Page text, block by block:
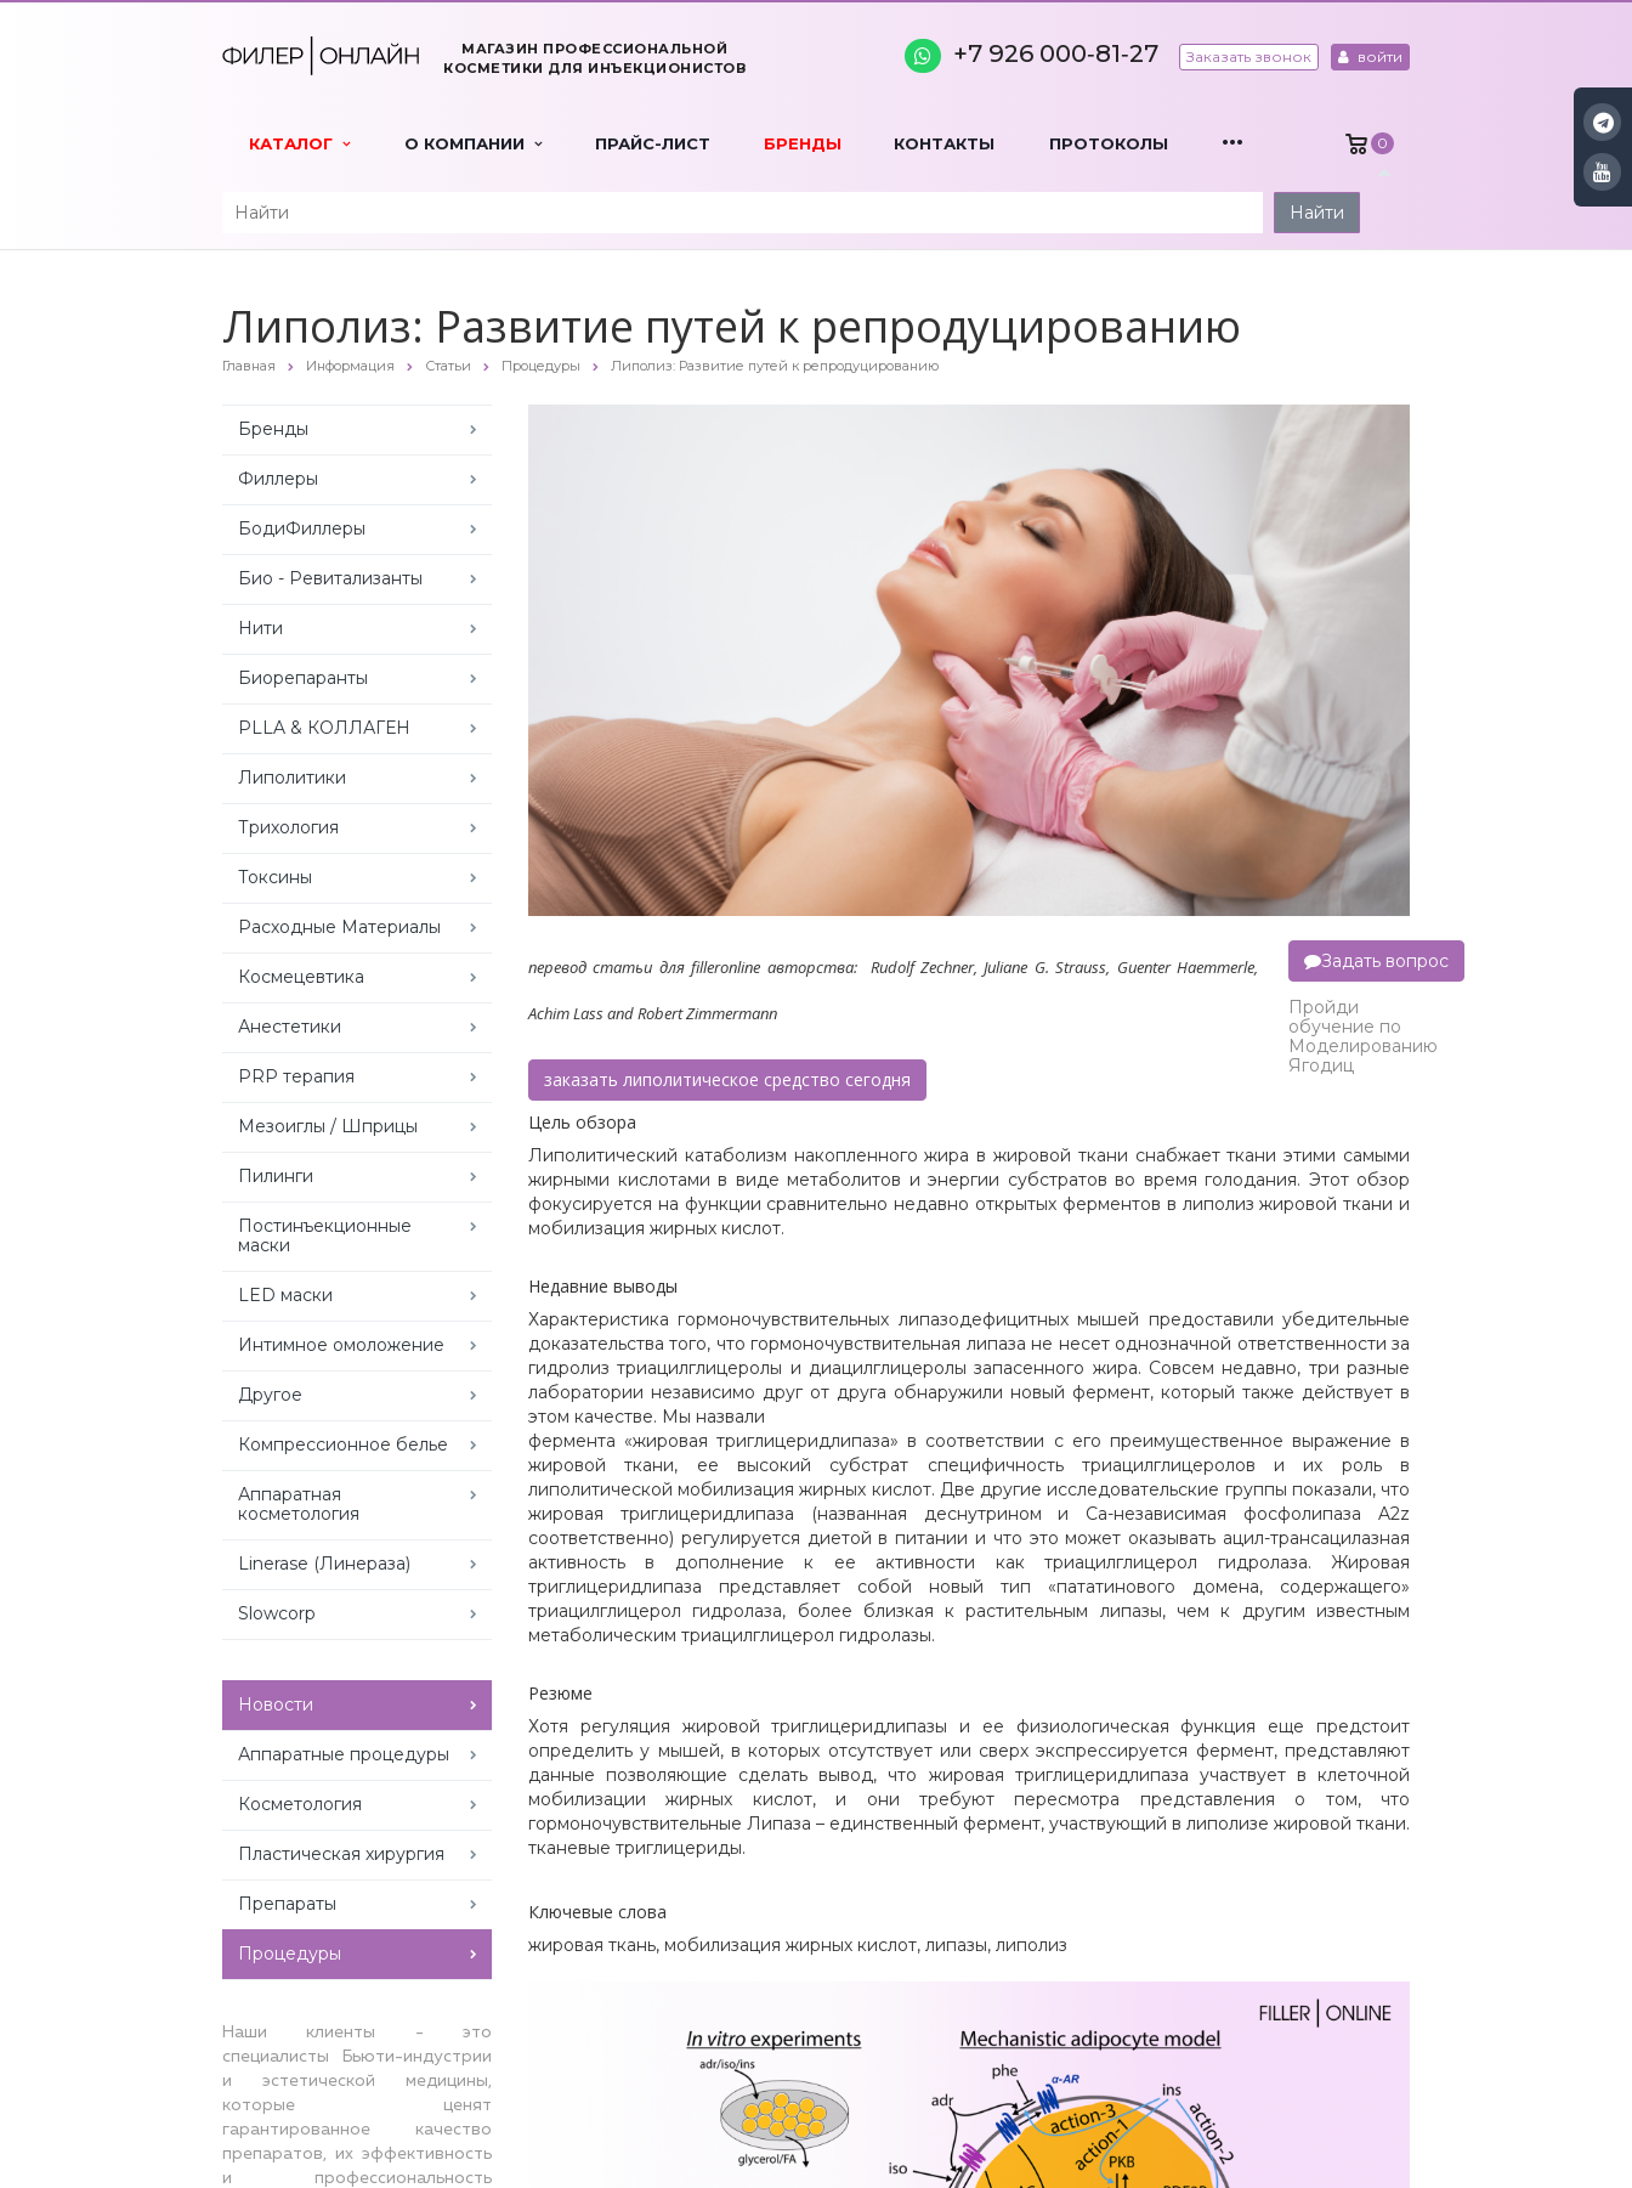
МАГАЗИН ПРОФЕССИОНАЛЬНОЙ
КОСМЕТИКИ ДЛЯ ИНЪЕКЦИОНИСТОВ
войти
Заказать звонок
+7 926 000‑81‑27
КАТАЛОГ О КОМПАНИИ ПРАЙС-ЛИСТ БРЕНДЫ КОНТАКТЫ ПРОТОКОЛЫ ... 0
Найти
Липолиз: Развитие путей к репродуцированию
Главная Информация Статьи Процедуры Липолиз: Развитие путей к репродуцированию
Бренды
Филлеры
БодиФиллеры
Био - Ревитализанты
Нити
Биорепаранты
PLLA & КОЛЛАГЕН
Липолитики
Трихология
Токсины
Расходные Материалы
Космецевтика
Анестетики
PRP терапия
Мезоиглы / Шприцы
Пилинги
Постинъекционные
маски
LED маски
Интимное омоложение
Другое
Компрессионное белье
Аппаратная
косметология
Linerase (Линераза)
Slowcorp
Новости
Аппаратные процедуры
Косметология
Пластическая хирургия
Препараты
Процедуры
Наши клиенты - это
специалисты Бьюти-индустрии
и эстетической медицины,
которые ценят
гарантированное качество
препаратов, их эффективность
и профессиональность
Задать вопрос
Пройди
обучение по
Моделированию
Ягодиц
перевод статьи для filleronline авторства: Rudolf Zechner, Juliane G. Strauss, Guenter Haemmerle,
Achim Lass and Robert Zimmermann
заказать липолитическое средство сегодня
Цель обзора
Липолитический катаболизм накопленного жира в жировой ткани снабжает ткани этими самыми
жирными кислотами в виде метаболитов и энергии субстратов во время голодания. Этот обзор
фокусируется на функции сравнительно недавно открытых ферментов в липолиз жировой ткани и
мобилизация жирных кислот.
Недавние выводы
Характеристика гормоночувствительных липазодефицитных мышей предоставили убедительные
доказательства того, что гормоночувствительная липаза не несет однозначной ответственности за
гидролиз триацилглицеролы и диацилглицеролы запасенного жира. Совсем недавно, три разные
лаборатории независимо друг от друга обнаружили новый фермент, который также действует в
этом качестве. Мы назвали
фермента «жировая триглицеридлипаза» в соответствии с его преимущественное выражение в
жировой ткани, ее высокий субстрат специфичность триацилглицеролов и их роль в
липолитической мобилизация жирных кислот. Две другие исследовательские группы показали, что
жировая триглицеридлипаза (названная деснутрином и Са-независимая фосфолипаза A2z
соответственно) регулируется диетой в питании и что это может оказывать ацил-трансацилазная
активность в дополнение к ее активности как триацилглицерол гидролаза. Жировая
триглицеридлипаза представляет собой новый тип «пататинового домена, содержащего»
триацилглицерол гидролаза, более близкая к растительным липазы, чем к другим известным
метаболическим триацилглицерол гидролазы.
Резюме
Хотя регуляция жировой триглицеридлипазы и ее физиологическая функция еще предстоит
определить у мышей, в которых отсутствует или сверх экспрессируется фермент, представляют
данные позволяющие сделать вывод, что жировая триглицеридлипаза участвует в клеточной
мобилизации жирных кислот, и они требуют пересмотра представления о том, что
гормоночувствительные Липаза – единственный фермент, участвующий в липолизе жировой ткани.
тканевые триглицериды.
Ключевые слова
жировая ткань, мобилизация жирных кислот, липазы, липолиз